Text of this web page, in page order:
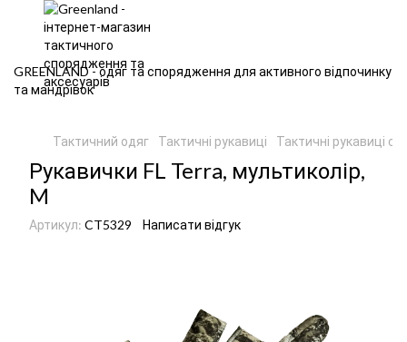
GREENLAND - одяг та спорядження для активного відпочинку
та мандрівок
Тактичний одяг Тактичні рукавиці Тактичні рукавиці
Рукавички FL Terra, мультиколір,
M
Артикул: CT5329 Написати відгук